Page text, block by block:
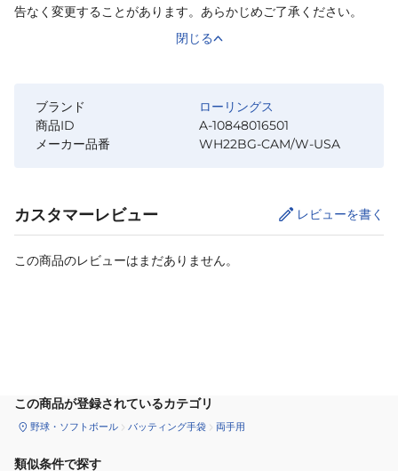
告なく変更することがあります。あらかじめご了承ください。
閉じる
ブランド
ローリングス
商品ID
A-10848016501
メーカー品番
WH22BG-CAM/W-USA
カスタマーレビュー レビューを書く
この商品のレビューはまだありません。
この商品が登録されているカテゴリ
野球・ソフトボール バッティング手袋 両手用
類似条件で探す